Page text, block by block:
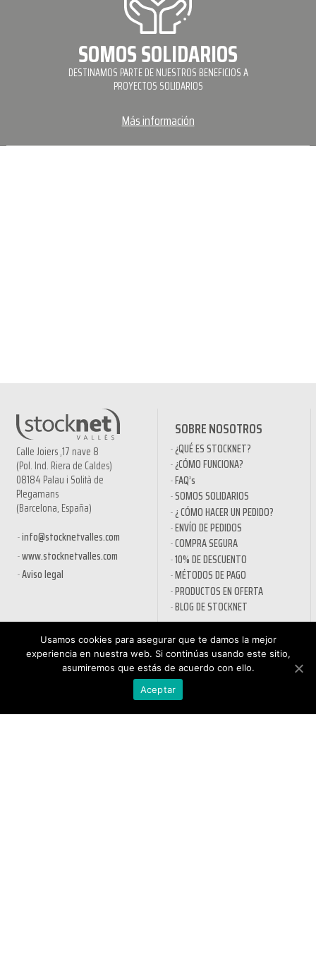
SOMOS SOLIDARIOS
DESTINAMOS PARTE DE NUESTROS BENEFICIOS A
PROYECTOS SOLIDARIOS
Más información
Calle Joiers ,17 nave 8
(Pol. Ind. Riera de Caldes)
08184 Palau i Solità de
Plegamans
(Barcelona, España)
info@stocknetvalles.com
www.stocknetvalles.com
Aviso legal
SOBRE NOSOTROS
¿QUÉ ES STOCKNET?
¿CÓMO FUNCIONA?
FAQ’s
SOMOS SOLIDARIOS
¿ CÓMO HACER UN PEDIDO?
ENVÍO DE PEDIDOS
COMPRA SEGURA
10% DE DESCUENTO
MÉTODOS DE PAGO
PRODUCTOS EN OFERTA
BLOG DE STOCKNET
INFORMACIÓN
POLÍTICA DE PRIVACIDAD
AVÍSO LEGAL
POLÍTICA DE COOKIES
TIENDA
NUEVA CUENTA
PEDIDO
PROCESO DE PAGO
MI CUENTA
Usamos cookies para asegurar que te damos la mejor
experiencia en nuestra web. Si continúas usando este sitio,
asumiremos que estás de acuerdo con ello.
Aceptar